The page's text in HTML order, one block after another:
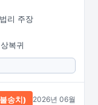
리 주장
복귀
송치) 2026년 06월